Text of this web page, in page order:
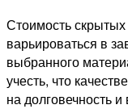
Стоимость
варьироваться в
выбранного
учесть, что
на долговечность